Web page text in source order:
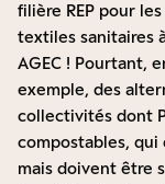
filière REP pour
textiles sanitaires
AGEC ! Pourtant,
exemple, des
collectivités dont
compostables, qui
mais doivent être